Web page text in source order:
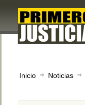
Inicio Noticias